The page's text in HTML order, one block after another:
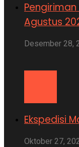
Agustus
Desember 28,
Ekspedisi
Oktober 27,